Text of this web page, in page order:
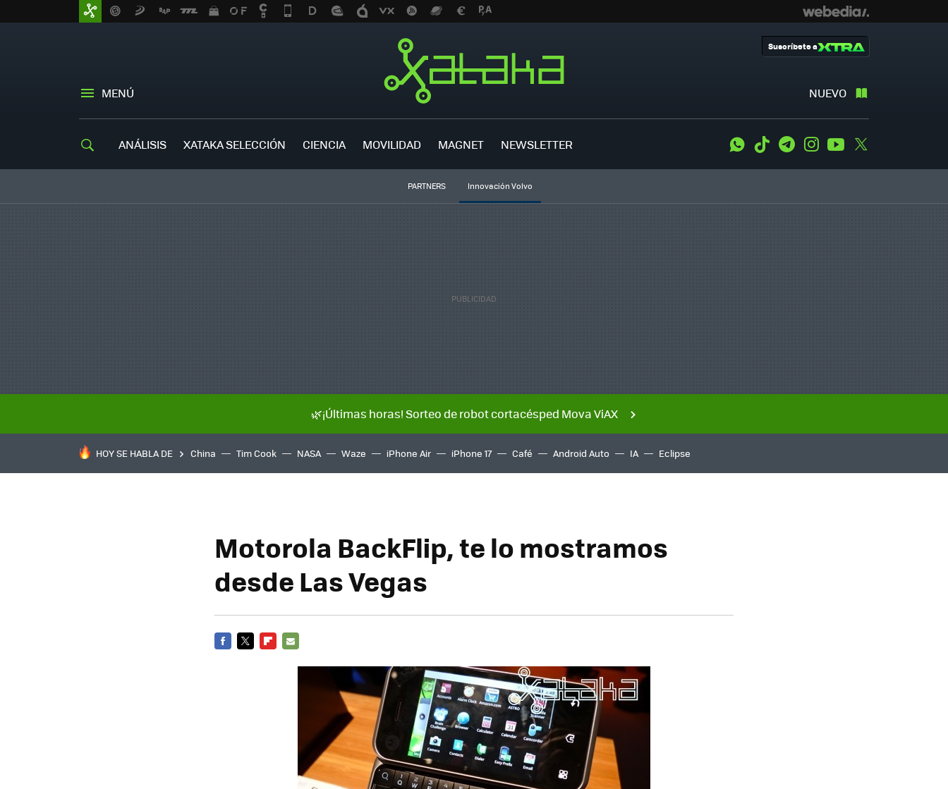
MENÚ NUEVO
Suscríbete a
ANÁLISIS XATAKA SELECCIÓN CIENCIA MOVILIDAD MAGNET NEWSLETTER WhatsApp
Tiktok TelegramInstagramYoutube
PARTNERS Innovación Volvo
🌿¡Últimas horas! Sorteo de robot cortacésped Mova ViAX
HOY SE HABLA DE China Tim Cook NASA Waze iPhone Air iPhone 17 Café Android Auto IA Eclipse
Motorola BackFlip, te lo mostramos
desde Las Vegas